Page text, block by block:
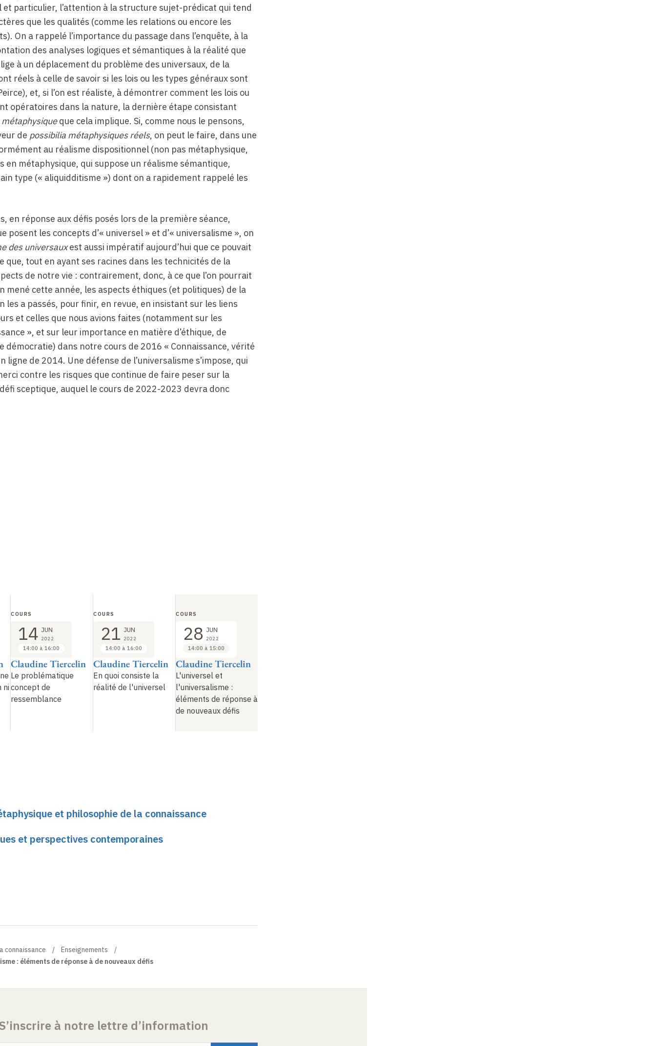
et particulier, l’attention à la structure sujet-prédicat qui tend
que les qualités (comme les relations ou encore les
On a rappelé l’importance du passage dans l’enquête, à la
des analyses logiques et sémantiques à la réalité que
à un déplacement du problème des universaux, de la
réels à celle de savoir si les lois ou les types généraux sont
et, si l’on est réaliste, à démontrer comment les lois ou
opératoires dans la nature, la dernière étape consistant
métaphysiqueque cela implique. Si, comme nous le pensons,
de possibilia métaphysiques réels, on peut le faire, dans une
au réalisme dispositionnel (non pas métaphysique,
en métaphysique, qui suppose un réalisme sémantique,
type (« aliquidditisme ») dont on a rapidement rappelé les
en réponse aux défis posés lors de la première séance,
posent les concepts d’« universel » et d’« universalisme », on
des universauxest aussi impératif aujourd’hui que ce pouvait
que, tout en ayant ses racines dans les technicités de la
de notre vie : contrairement, donc, à ce que l’on pourrait
mené cette année, les aspects éthiques (et politiques) de la
a passés, pour finir, en revue, en insistant sur les liens
et celles que nous avions faites (notamment sur les
», et sur leur importance en matière d’éthique, de
dans notre cours de 2016 « Connaissance, vérité
de 2014. Une défense de l’universalisme s’impose, qui
contre les risques que continue de faire peser sur la
sceptique, auquel le cours de 2022-2023 devra donc
ni
Le problématique
concept de
ressemblance
Claudine Tiercelin
COURS
14 JUN
2022
14:00 à 16:00
En quoi consiste la
réalité de l'universel
Claudine Tiercelin
COURS
21 JUN
2022
14:00 à 16:00
L'universel et
l'universalisme :
éléments de réponse à
de nouveaux défis
Claudine Tiercelin
COURS
28 JUN
2022
14:00 à 15:00
et philosophie de la connaissance
et perspectives contemporaines
connaissance
Enseignements
: éléments de réponse à de nouveaux défis
à notre lettre d’information